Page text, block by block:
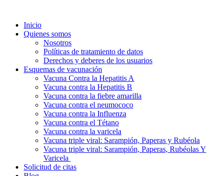
contenido
Inicio
Quienes somos
Nosotros
Políticas de tratamiento de datos
Derechos y deberes de los usuarios
Esquemas de vacunación
Vacuna Contra la Hepatitis A
Vacuna contra la Hepatitis B
Vacuna contra la fiebre amarilla
Vacuna contra el neumococo
Vacuna contra la Influenza
Vacuna contra el Tétano
Vacuna contra la varicela
Vacuna triple viral: Sarampión, Paperas y Rubéola
Vacuna triple viral: Sarampión, Paperas, Rubéolas Y
Varicela
Solicitud de citas